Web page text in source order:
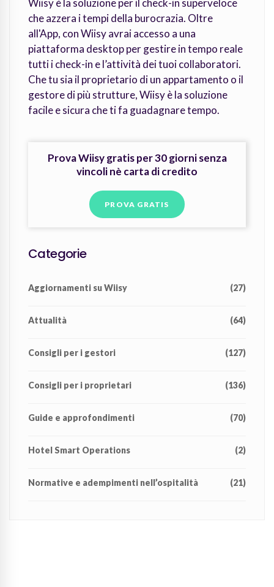
che azzera i tempi della burocrazia. Oltre
all'App, con Wiisy avrai accesso a una
piattaforma desktop per gestire in tempo reale
tutti i check-in e l’attività dei tuoi collaboratori.
Che tu sia il proprietario di un appartamento o il
gestore di più strutture, Wiisy è la soluzione
facile e sicura che ti fa guadagnare tempo.
Prova Wiisy gratis per 30 giorni senza
vincoli nè carta di credito
PROVA GRATIS
Categorie
Aggiornamenti su Wiisy (27)
Attualità (64)
Consigli per i gestori (127)
Consigli per i proprietari (136)
Guide e approfondimenti (70)
Hotel Smart Operations (2)
Normative e adempimenti nell’ospitalità (21)